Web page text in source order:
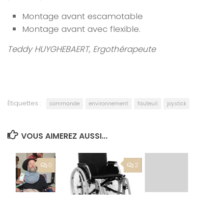
Montage avant escamotable
Montage avant avec flexible.
Teddy HUYGHEBAERT, Ergothérapeute
Étiquettes : commande environnement fauteuil joystick
VOUS AIMEREZ AUSSI...
2
0